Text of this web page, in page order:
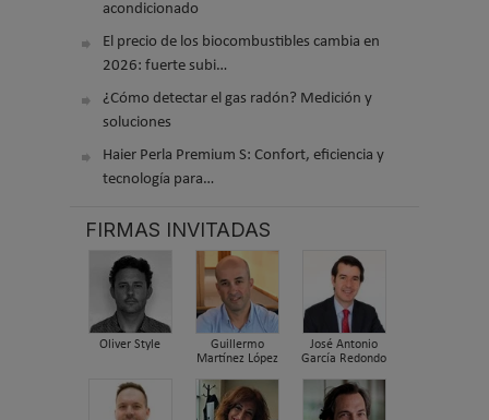
acondicionado
El precio de los biocombustibles cambia en
2026: fuerte subi…
¿Cómo detectar el gas radón? Medición y
soluciones
Haier Perla Premium S: Confort, eficiencia y
tecnología para…
FIRMAS INVITADAS
Oliver Style
Guillermo
Martínez López
José Antonio
García Redondo